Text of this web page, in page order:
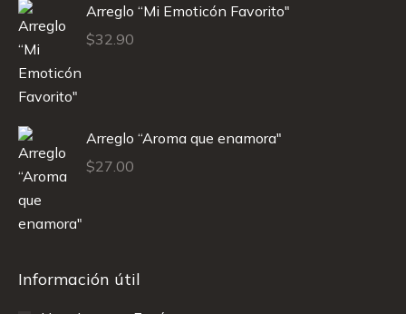
Arreglo “Mi Emoticón Favorito"
$32.90
Arreglo “Aroma que enamora"
$27.00
Información útil